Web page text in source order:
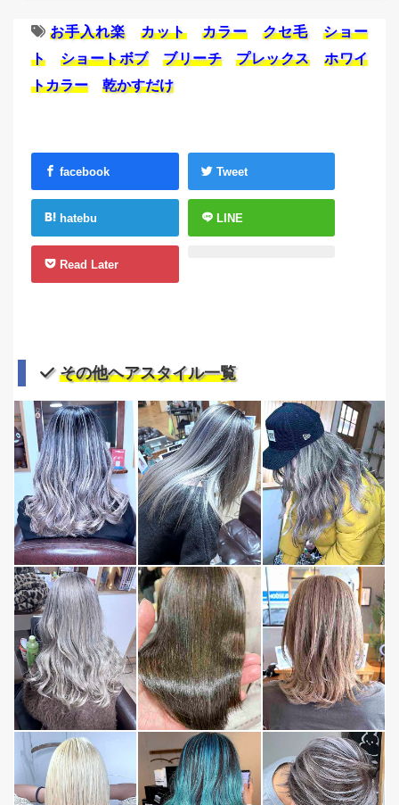
お手入れ楽 カット カラー クセ毛
ショー
ト
ショートボブ ブリーチ プレックス
ホワイ
トカラー
乾かすだけ
facebook Tweet
hatebu LINE
Read Later
その他ヘアスタイル一覧